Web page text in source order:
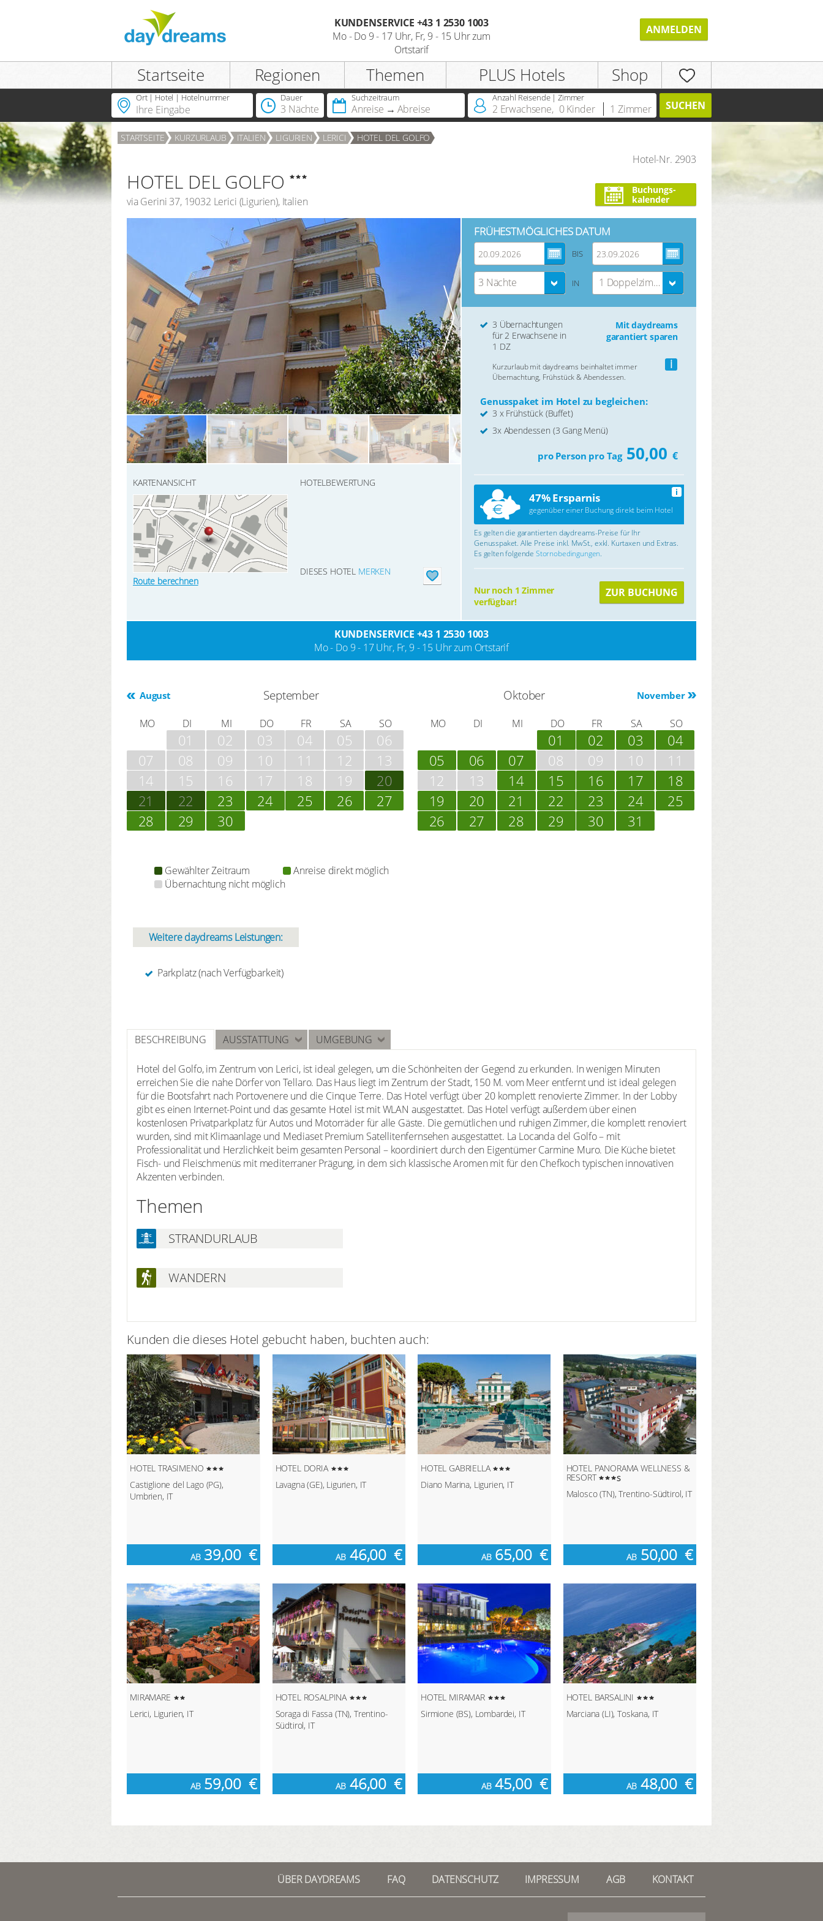
Einloggen
ANMELDEN
Registrieren
Sie besitzen bereits eine
REGISTRIEREN
KUNDENSERVICE +43 1 2530 1003
Mo - Do 9 - 17 Uhr, Fr, 9 - 15 Uhr zum
Ortstarif
ANMELDEN
Startseite Regionen Themen PLUS Hotels Shop
Ort | Hotel | Hotelnummer Dauer
3 Nächte
Suchzeitraum
Anreise Abreise
Anzahl Reisende | Zimmer
2 Erwachsene, 0 Kinder 1 Zimmer SUCHEN
STARTSEITE KURZURLAUB ITALIEN LIGURIEN LERICI HOTEL DEL GOLFO
Hotel-Nr. 2903
HOTEL DEL GOLFO
via Gerini 37, 19032 Lerici (Ligurien), Italien
Buchungs-
kalender
KARTENANSICHT
Route berechnen
HOTELBEWERTUNG
DIESES HOTEL MERKEN
FRÜHESTMÖGLICHES DATUM
BIS
3 Nächte IN 1 Doppelzimmer
3 Übernachtungen
für 2 Erwachsene in
1 DZ
Mit daydreams
garantiert sparen
i
Kurzurlaub mit daydreams beinhaltet immer
Übernachtung, Frühstück & Abendessen.
Genusspaket im Hotel zu begleichen:
3 x Frühstück (Buffet)
3x Abendessen (3 Gang Menü)
pro Person pro Tag50,00 €
47% Ersparnis
gegenüber einer Buchung direkt beim Hotel
i
Es gelten die garantierten daydreams-Preise für Ihr
Genusspaket. Alle Preise inkl. MwSt., exkl. Kurtaxen und Extras.
Es gelten folgende Stornobedingungen.
Nur noch 1 Zimmer
verfügbar!
ZUR BUCHUNG
KUNDENSERVICE +43 1 2530 1003
Mo - Do 9 - 17 Uhr, Fr, 9 - 15 Uhr zum Ortstarif
August September
MO DI MI DO FR SA SO
01 02 03 04 05
06
07
08 09 10 11 12
13
14
15 16 17 18 19
20
21
22 23 24 25 26
27
28
29 30
November
Oktober
MO DI MI DO FR SA SO
01 02 03
04
05
06 07 08 09 10
11
12
13 14 15 16 17
18
19
20 21 22 23 24
25
26
27 28 29 30 31
Gewählter Zeitraum
Anreise direkt möglich
Übernachtung nicht möglich
Weitere daydreams Leistungen:
Parkplatz (nach Verfügbarkeit)
BESCHREIBUNG AUSSTATTUNG UMGEBUNG
Hotel del Golfo, im Zentrum von Lerici, ist ideal gelegen, um die Schönheiten der Gegend zu erkunden. In wenigen Minuten
erreichen Sie die nahe Dörfer von Tellaro. Das Haus liegt im Zentrum der Stadt, 150 M. vom Meer entfernt und ist ideal gelegen
für die Bootsfahrt nach Portovenere und die Cinque Terre. Das Hotel verfügt über 20 komplett renovierte Zimmer. In der Lobby
gibt es einen Internet-Point und das gesamte Hotel ist mit WLAN ausgestattet. Das Hotel verfügt außerdem über einen
kostenlosen Privatparkplatz für Autos und Motorräder für alle Gäste. Die gemütlichen und ruhigen Zimmer, die komplett renoviert
wurden, sind mit Klimaanlage und Mediaset Premium Satellitenfernsehen ausgestattet. La Locanda del Golfo – mit
Professionalität und Herzlichkeit beim gesamten Personal – koordiniert durch den Eigentümer Carmine Muro. Die Küche bietet
Fisch- und Fleischmenüs mit mediterraner Prägung, in dem sich klassische Aromen mit für den Chefkoch typischen innovativen
Akzenten verbinden.
Themen
STRANDURLAUB
WANDERN
Kunden die dieses Hotel gebucht haben, buchten auch:
HOTEL TRASIMENO
Castiglione del Lago (PG),
Umbrien, IT
AB39,00 €
HOTEL DORIA
Lavagna (GE), Ligurien, IT
AB 46,00 €
HOTEL GABRIELLA
Diano Marina, Ligurien, IT
AB65,00 €
HOTEL PANORAMA WELLNESS &
RESORT
s
Malosco (TN), Trentino-Südtirol, IT
AB 50,00 €
MIRAMARE
Lerici, Ligurien, IT
AB59,00 €
HOTEL ROSALPINA
Soraga di Fassa (TN), Trentino-
Südtirol, IT
AB 46,00 €
HOTEL MIRAMAR
Sirmione (BS), Lombardei, IT
AB45,00 €
HOTEL BARSALINI
Marciana (LI), Toskana, IT
AB 48,00 €
ÜBER DAYDREAMS FAQ DATENSCHUTZ IMPRESSUM AGB KONTAKT